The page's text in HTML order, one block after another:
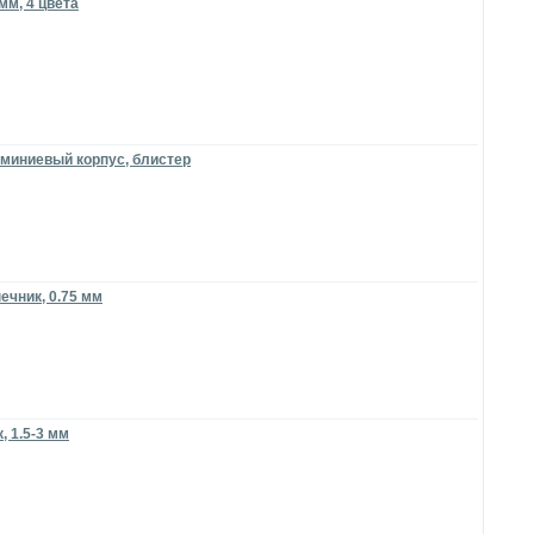
4 цвета
корпус, блистер
0.75 мм
1.5-3 мм